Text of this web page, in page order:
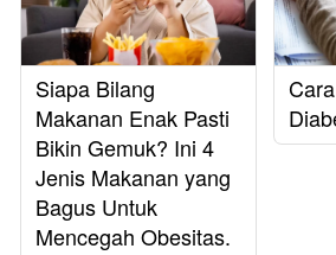
Siapa Bilang
Makanan Enak Pasti
Bikin Gemuk? Ini 4
Jenis Makanan yang
Bagus Untuk
Mencegah Obesitas.